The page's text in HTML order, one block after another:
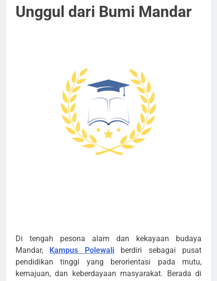
Unggul dari Bumi Mandar
Di tengah pesona alam dan kekayaan budaya
Mandar, Kampus Polewaliberdiri sebagai pusat
pendidikan tinggi yang berorientasi pada mutu,
kemajuan, dan keberdayaan masyarakat. Berada di